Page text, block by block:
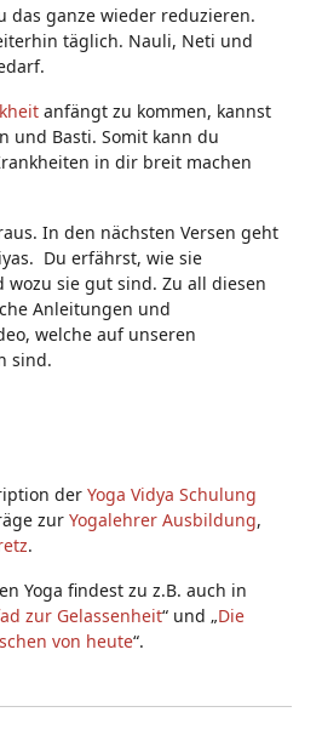
das ganze wieder reduzieren.
täglich. Nauli, Neti und
anfängt zu kommen, kannst
und Basti. Somit kann du
in dir breit machen
In den nächsten Versen geht
Du erfährst, wie sie
sie gut sind. Zu all diesen
Anleitungen und
welche auf unseren
sind.
der Yoga Vidya Schulung
zur Yogalehrer Ausbildung,
.
Yoga findest zu z.B. auch in
zur Gelassenheit“ und „Die
von heute“.